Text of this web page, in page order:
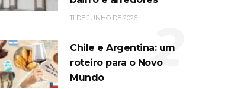
11 DE JUNHO DE 2026
Chile e Argentina: um
roteiro para o Novo
Mundo
2